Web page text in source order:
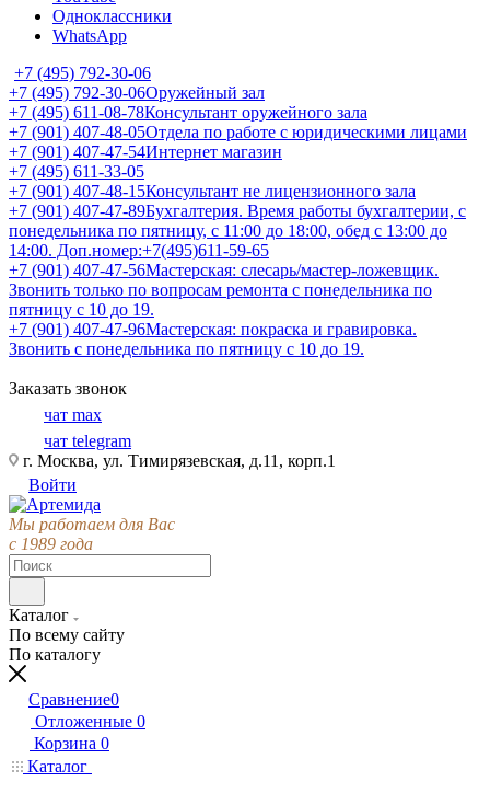
Одноклассники
WhatsApp
+7 (495) 792-30-06
+7 (495) 792-30-06Оружейный зал
+7 (495) 611-08-78Консультант оружейного зала
+7 (901) 407-48-05Отдела по работе с юридическими лицами
+7 (901) 407-47-54Интернет магазин
+7 (495) 611-33-05
+7 (901) 407-48-15Консультант не лицензионного зала
+7 (901) 407-47-89Бухгалтерия. Время работы бухгалтерии, с
понедельника по пятницу, с 11:00 до 18:00, обед с 13:00 до
14:00. Доп.номер:+7(495)611-59-65
+7 (901) 407-47-56Мастерская: слесарь/мастер-ложевщик.
Звонить только по вопросам ремонта с понедельника по
пятницу с 10 до 19.
+7 (901) 407-47-96Мастерская: покраска и гравировка.
Звонить с понедельника по пятницу с 10 до 19.
Заказать звонок
чат max
чат telegram
г. Москва, ул. Тимирязевская, д.11, корп.1
Войти
Мы работаем для Вас
с 1989 года
Каталог
По всему сайту
По каталогу
Сравнение0
Отложенные 0
Корзина 0
Каталог